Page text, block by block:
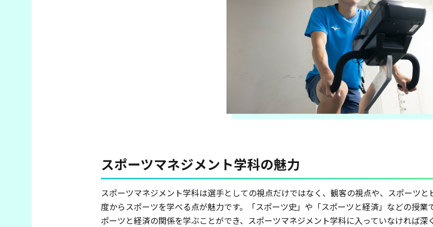
スポーツマネジメント学科の魅力
スポーツマネジメント学科は選手としての視点だけではなく、観客の視点や、スポーツ
度からスポーツを学べる点が魅力です。「スポーツ史」や「スポーツと経済」などの授
ポーツと経済の関係を学ぶことができ、スポーツマネジメント学科に入っていなければ